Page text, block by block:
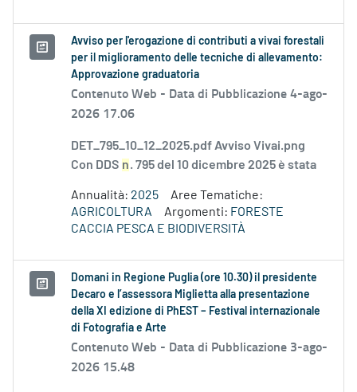
Avviso per l'erogazione di contributi a vivai forestali
per il miglioramento delle tecniche di allevamento:
Approvazione graduatoria
Contenuto Web - Data di Pubblicazione 4-ago-
2026 17.06
DET_795_10_12_2025.pdf Avviso Vivai.png
Con DDS n. 795 del 10 dicembre 2025 è stata
Annualità: 2025
Aree Tematiche:
AGRICOLTURA
Argomenti: FORESTE
CACCIA PESCA E BIODIVERSITÀ
Domani in Regione Puglia (ore 10.30) il presidente
Decaro e l’assessora Miglietta alla presentazione
della XI edizione di PhEST – Festival internazionale
di Fotografia e Arte
Contenuto Web - Data di Pubblicazione 3-ago-
2026 15.48